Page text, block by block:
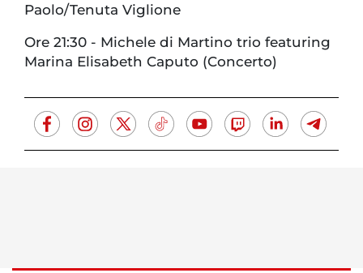
Paolo/Tenuta Viglione
Ore 21:30 - Michele di Martino trio featuring
Marina Elisabeth Caputo (Concerto)